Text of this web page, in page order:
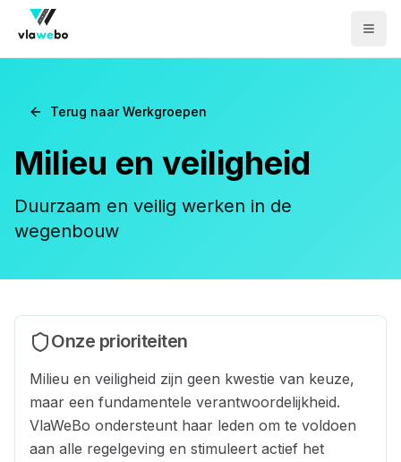
Terug naar Werkgroepen
Milieu en veiligheid
Duurzaam en veilig werken in de
wegenbouw
Onze prioriteiten
Milieu en veiligheid zijn geen kwestie van keuze,
maar een fundamentele verantwoordelijkheid.
VlaWeBo ondersteunt haar leden om te voldoen
aan alle regelgeving en stimuleert actief het